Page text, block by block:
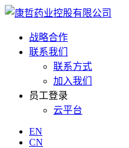
战略合作
联系我们
联系方式
加入我们
员工登录
云平台
EN
CN